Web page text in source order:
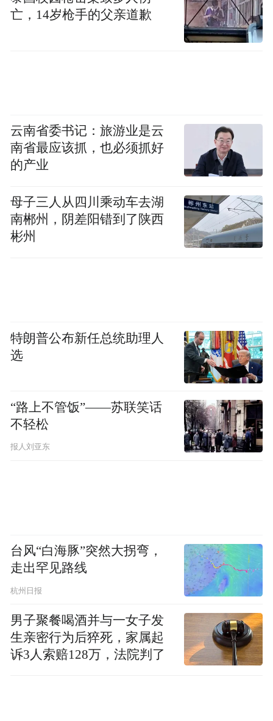
亡，14岁枪手的父亲道歉
云南省委书记：旅游业是云
南省最应该抓，也必须抓好
的产业
母子三人从四川乘动车去湖
南郴州，阴差阳错到了陕西
彬州
特朗普公布新任总统助理人
选
“路上不管饭”——苏联笑话
不轻松
报人刘亚东
台风“白海豚”突然大拐弯，
走出罕见路线
杭州日报
男子聚餐喝酒并与一女子发
生亲密行为后猝死，家属起
诉3人索赔128万，法院判了